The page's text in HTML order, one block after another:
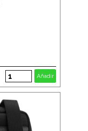
Añadir